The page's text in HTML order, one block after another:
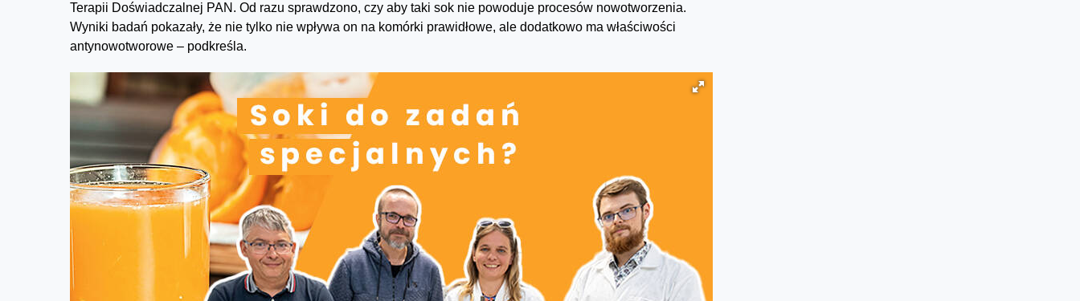
Terapii Doświadczalnej PAN. Od razu sprawdzono, czy aby taki sok nie powoduje procesów nowotworzenia.
Wyniki badań pokazały, że nie tylko nie wpływa on na komórki prawidłowe, ale dodatkowo ma właściwości
antynowotworowe – podkreśla.